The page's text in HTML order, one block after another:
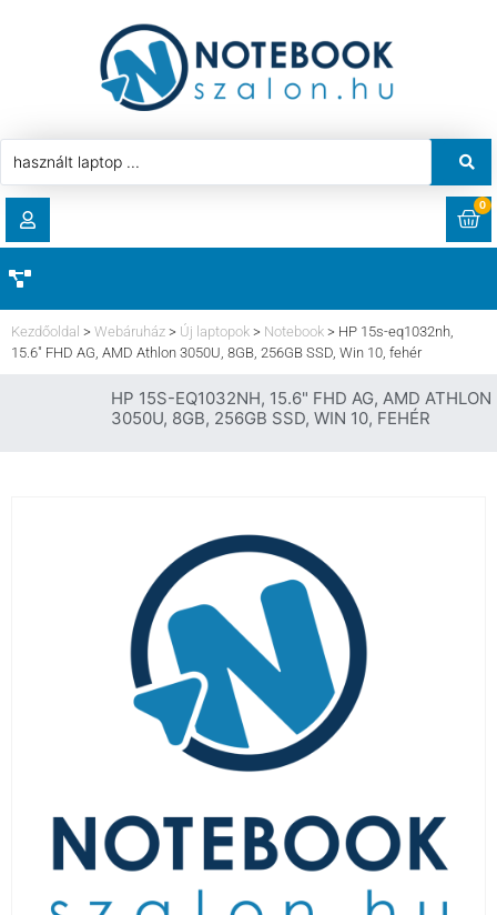
LETÖLTÉSEK
ELFELEJTETT JELSZÓ
0
HASZNÁLT LAPTOP
AKCIÓ
LAPTOP SZERVIZ
Kezdőoldal > Webáruház > Új laptopok > Notebook > HP 15s-eq1032nh,
15.6″ FHD AG, AMD Athlon 3050U, 8GB, 256GB SSD, Win 10, fehér
HP 15S-EQ1032NH, 15.6" FHD AG, AMD ATHLON
3050U, 8GB, 256GB SSD, WIN 10, FEHÉR